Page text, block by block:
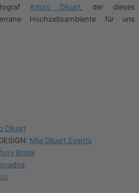
Arturo Diluart, der dieses
Hochzeitsambiente für uns
Diluart
Mila Diluart Events
Bridal